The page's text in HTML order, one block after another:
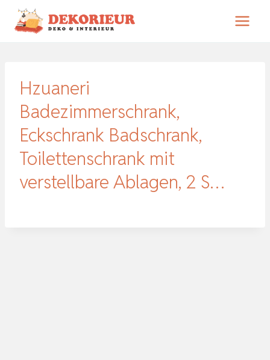
Zum
Inhalt
Hzuaneri
Badezimmerschrank,
Eckschrank Badschrank,
Toilettenschrank mit
verstellbare Ablagen, 2 S…